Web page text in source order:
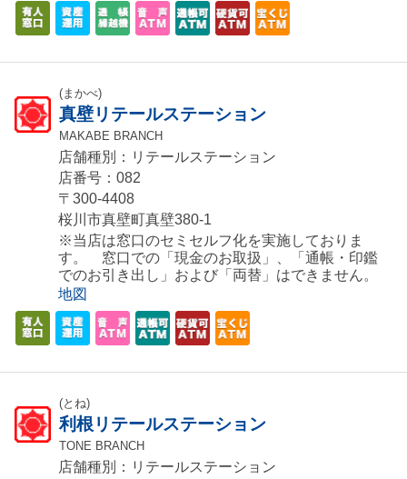
(まかべ)
真壁リテールステーション
MAKABE BRANCH
店舗種別：リテールステーション
店番号：082
〒300-4408
桜川市真壁町真壁380-1
※当店は窓口のセミセルフ化を実施しておりま
す。 窓口での「現金のお取扱」、「通帳・印鑑
でのお引き出し」および「両替」はできません。
地図
(とね)
利根リテールステーション
TONE BRANCH
店舗種別：リテールステーション